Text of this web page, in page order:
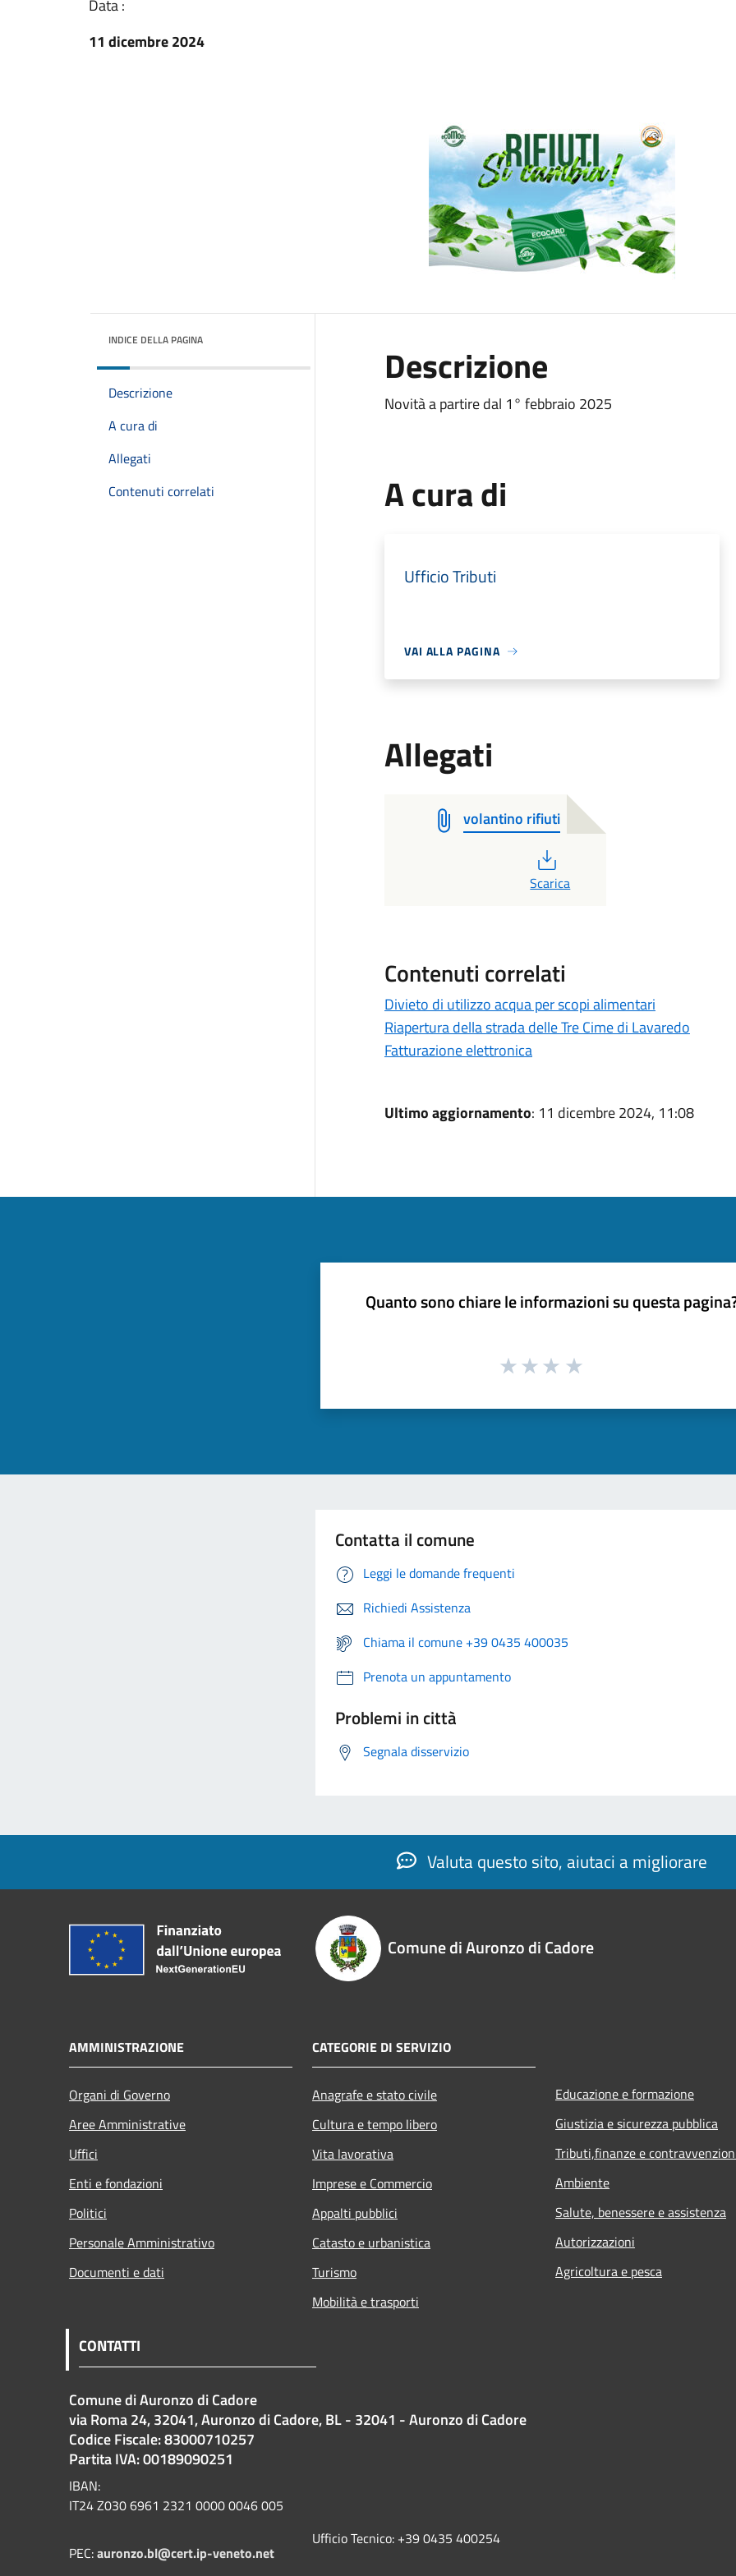
Data :
11 dicembre 2024
INDICE DELLA PAGINA
Descrizione
A cura di
Allegati
Contenuti correlati
Descrizione
Novità a partire dal 1° febbraio 2025
A cura di
Ufficio Tributi
VAI ALLA PAGINA
Allegati
volantino rifiuti
Scarica
Contenuti correlati
Divieto di utilizzo acqua per scopi alimentari
Riapertura della strada delle Tre Cime di Lavaredo
Fatturazione elettronica
Ultimo aggiornamento: 11 dicembre 2024, 11:08
Quanto sono chiare le informazioni su questa
Contatta il comune
Leggi le domande frequenti
Richiedi Assistenza
Chiama il comune +39 0435 400035
Prenota un appuntamento
Problemi in città
Segnala disservizio
Valuta questo sito, aiutaci a migliorare
Comune di Auronzo di Cadore
AMMINISTRAZIONE
Organi di Governo
Aree Amministrative
Uffici
Enti e fondazioni
Politici
Personale Amministrativo
Documenti e dati
CATEGORIE DI SERVIZIO
Anagrafe e stato civile
Cultura e tempo libero
Vita lavorativa
Imprese e Commercio
Appalti pubblici
Catasto e urbanistica
Turismo
Mobilità e trasporti
Educazione e formazione
Giustizia e sicurezza pubblica
Tributi,finanze e
Ambiente
Salute, benessere e assistenza
Autorizzazioni
Agricoltura e pesca
CONTATTI
Comune di Auronzo di Cadore
via Roma 24, 32041, Auronzo di Cadore, BL - 32041 - Auronzo di Cadore
Codice Fiscale: 83000710257
Partita IVA: 00189090251
IBAN:
IT24 Z030 6961 2321 0000 0046 005
PEC:auronzo.bl@cert.ip-veneto.net
Ufficio Tecnico: +39 0435 400254